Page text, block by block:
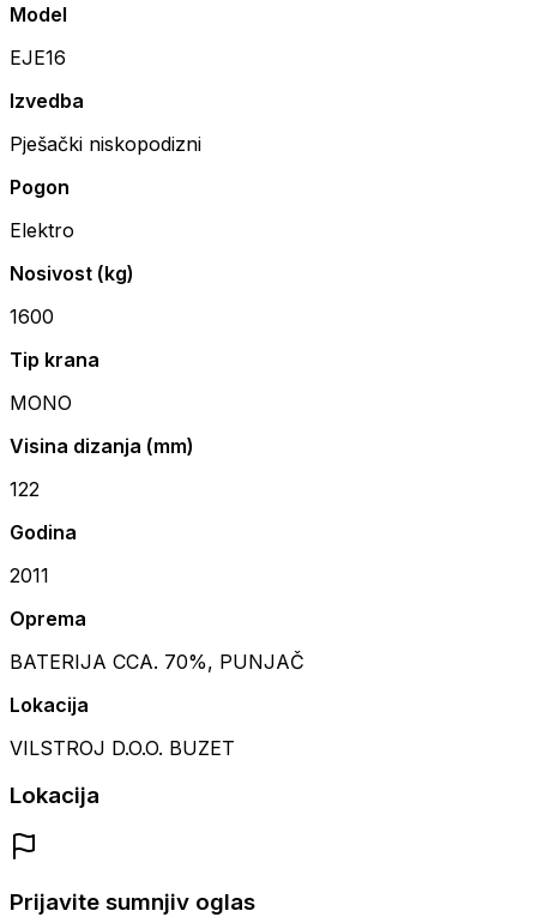
Model
EJE16
Izvedba
Pješački niskopodizni
Pogon
Elektro
Nosivost (kg)
1600
Tip krana
MONO
Visina dizanja (mm)
122
Godina
2011
Oprema
BATERIJA CCA. 70%, PUNJAČ
Lokacija
VILSTROJ D.O.O. BUZET
Lokacija
Prijavite sumnjiv oglas